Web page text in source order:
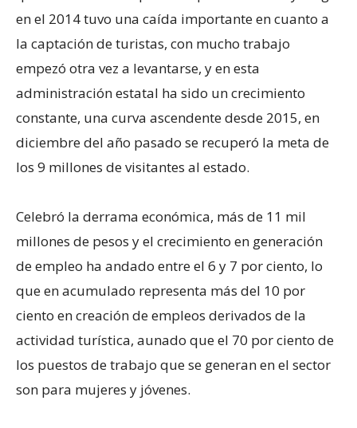
en el 2014 tuvo una caída importante en cuanto a
la captación de turistas, con mucho trabajo
empezó otra vez a levantarse, y en esta
administración estatal ha sido un crecimiento
constante, una curva ascendente desde 2015, en
diciembre del año pasado se recuperó la meta de
los 9 millones de visitantes al estado.
Celebró la derrama económica, más de 11 mil
millones de pesos y el crecimiento en generación
de empleo ha andado entre el 6 y 7 por ciento, lo
que en acumulado representa más del 10 por
ciento en creación de empleos derivados de la
actividad turística, aunado que el 70 por ciento de
los puestos de trabajo que se generan en el sector
son para mujeres y jóvenes.